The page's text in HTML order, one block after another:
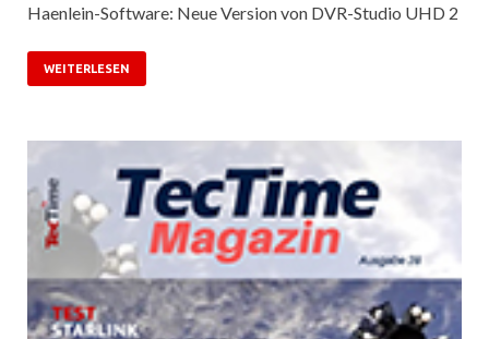
Haenlein-Software: Neue Version von DVR-Studio UHD 2
WEITERLESEN